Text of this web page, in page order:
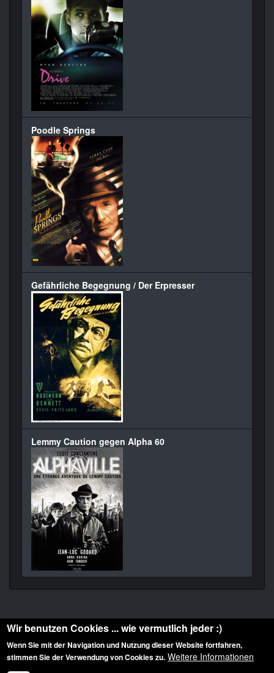
Poodle Springs
Gefährliche Begegnung / Der Erpresser
Lemmy Caution gegen Alpha 60
Diese Website ist urheberrechtlich geschützt: © 2010-2026 der Film Noir de. Alle
Rechte vorbehalten.
Wir benutzen Cookies ... wie vermutlich jeder :)
Wenn Sie mit der Navigation und Nutzung dieser Website fortfahren,
stimmen Sie der Verwendung von Cookies zu. Weitere Informationen